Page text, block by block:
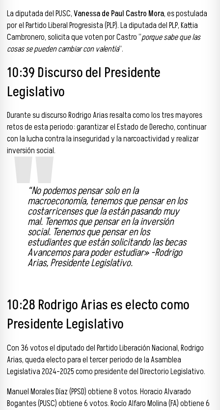
La diputada del PUSC,Vanessa de Paul Castro Mora, es postulada
por el Partido Liberal Progresista (PLP). La diputada del PLP, Kattia
Cambronero, solicita que voten por Castro “porque sabe que las
cosas se pueden cambiar con valentía”.
10:39 Discurso del Presidente
Legislativo
Durante su discurso Rodrigo Arias resalta como los tres mayores
retos de esta periodo: garantizar el Estado de Derecho, continuar
con la lucha contra la inseguridad y la narcoactividad y realizar
inversión social.
“No podemos pensar solo en la
macroeconomía, tenemos que pensar en los
costarricenses que la están pasando muy
mal. Tenemos que pensar en la inversión
social. Tenemos que pensar en los
estudiantes que están solicitando las becas
Avancemos para poder estudiar» -Rodrigo
Arias, Presidente Legislativo.
10:28 Rodrigo Arias es electo como
Presidente Legislativo
Con 36 votos el diputado del Partido Liberación Nacional, Rodrigo
Arias, queda electo para el tercer periodo de la Asamblea
Legislativa 2024-2025 como presidente del Directorio Legislativo.
Manuel Morales Díaz (PPSD) obtiene 8 votos. Horacio Alvarado
Bogantes (PUSC) obtiene 6 votos. Rocío Alfaro Molina (FA) obtiene 6